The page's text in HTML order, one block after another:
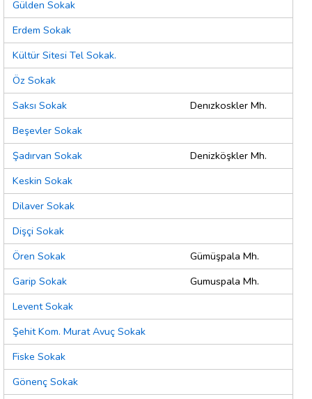
Gülden Sokak
Erdem Sokak
Kültür Sitesi Tel Sokak.
Öz Sokak
Saksı Sokak
Denızkoskler Mh.
Beşevler Sokak
Şadırvan Sokak
Denizköşkler Mh.
Keskin Sokak
Dilaver Sokak
Dişçi Sokak
Ören Sokak
Gümüşpala Mh.
Garip Sokak
Gumuspala Mh.
Levent Sokak
Şehit Kom. Murat Avuç Sokak
Fiske Sokak
Gönenç Sokak